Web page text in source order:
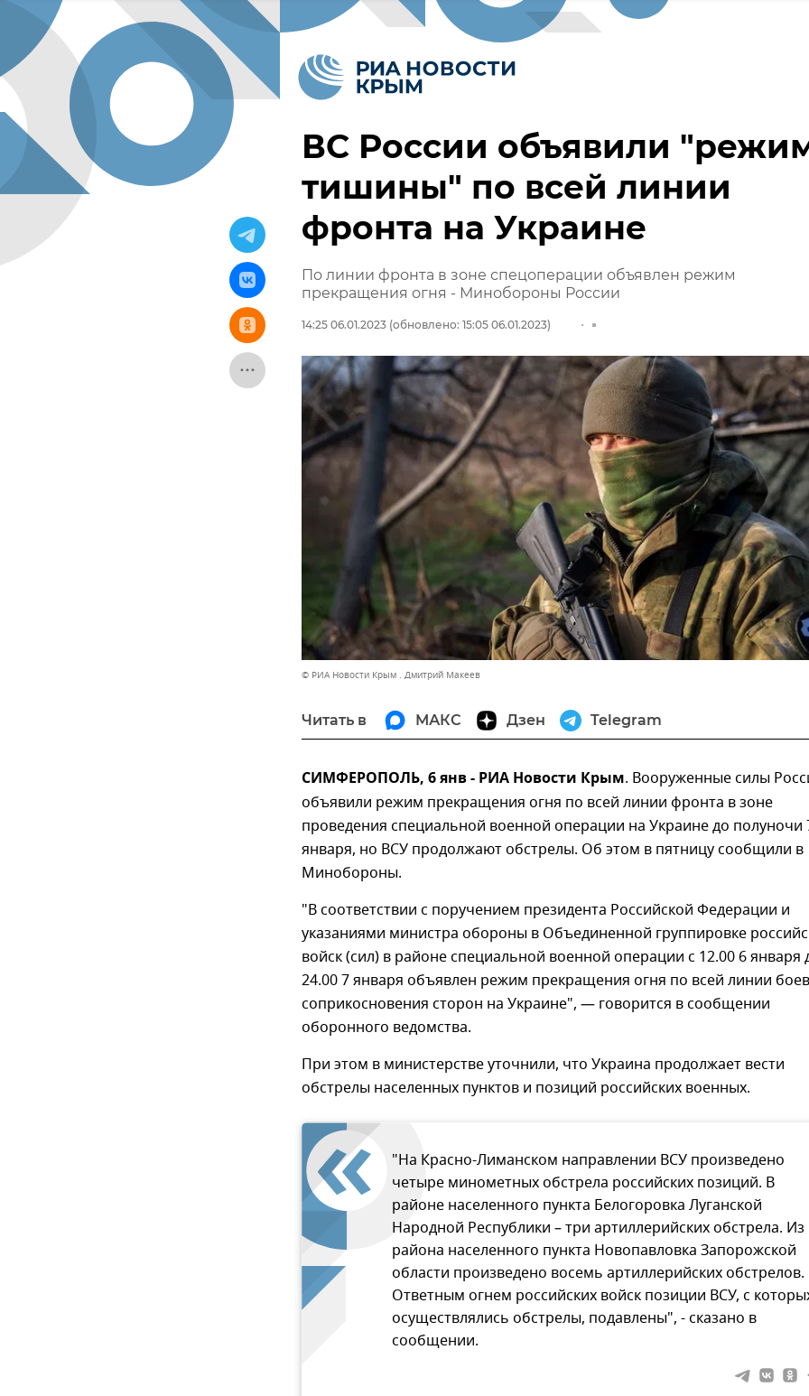
ВС России объявили
тишины" по всей линии
фронта на Украине
По линии фронта в зоне спецоперации объявлен режим
прекращения огня - Минобороны России
14:25 06.01.2023 (обновлено: 15:05 06.01.2023)
© РИА Новости Крым . Дмитрий Макеев
Читать в МАКС Дзен Telegram
СИМФЕРОПОЛЬ, 6 янв - РИА Новости Крым. Вооруженные силы
объявили режим прекращения огня по всей линии фронта в зоне
проведения специальной военной операции на Украине до полуночи
января, но ВСУ продолжают обстрелы. Об этом в пятницу сообщили в
Минобороны.
"В соответствии с поручением президента Российской Федерации и
указаниями министра обороны в Объединенной группировке
войск (сил) в районе специальной военной операции с 12.00 6 января
24.00 7 января объявлен режим прекращения огня по всей линии
соприкосновения сторон на Украине", — говорится в сообщении
оборонного ведомства.
При этом в министерстве уточнили, что Украина продолжает вести
обстрелы населенных пунктов и позиций российских военных.
"На Красно-Лиманском направлении ВСУ произведено
четыре минометных обстрела российских позиций. В
районе населенного пункта Белогоровка Луганской
Народной Республики – три артиллерийских обстрела. Из
района населенного пункта Новопавловка Запорожской
области произведено восемь артиллерийских обстрелов.
Ответным огнем российских войск позиции ВСУ, с
осуществлялись обстрелы, подавлены", - сказано в
сообщении.